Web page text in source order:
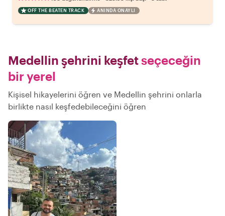
OFF THE BEATEN TRACK ANINDA ONAYLI
Medellin şehrini keşfetseçeceğin
bir yerel
Kişisel hikayelerini öğren ve Medellin şehrini onlarla
birlikte nasıl keşfedebileceğini öğren